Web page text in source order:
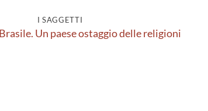
I SAGGETTI
Un paese ostaggio delle religioni